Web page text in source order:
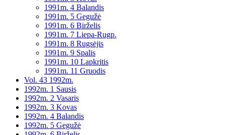
1991m. 4 Balandis
1991m. 5 Gegužė
1991m. 6 Birželis
1991m. 7 Liepa-Rugp.
1991m. 8 Rugsėjis
1991m. 9 Spalis
1991m. 10 Lapkritis
1991m. 11 Gruodis
Vol. 43 1992m.
1992m. 1 Sausis
1992m. 2 Vasaris
1992m. 3 Kovas
1992m. 4 Balandis
1992m. 5 Gegužė